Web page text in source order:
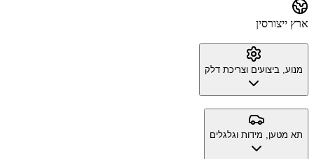
ארץ ייצורסין
מנוע, ביצועים וצריכת דלק
תא מטען, מידות וגלגלים